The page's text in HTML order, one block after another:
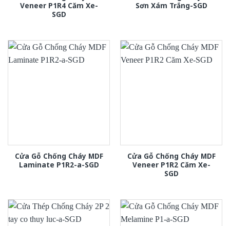
Veneer P1R4 Căm Xe-
SGD
Sơn Xám Trắng-SGD
Cửa Gỗ Chống Cháy MDF
Laminate P1R2-a-SGD
Cửa Gỗ Chống Cháy MDF
Veneer P1R2 Căm Xe-
SGD